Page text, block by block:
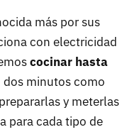
más por sus
con electricidad
cocinar hasta
minutos como
y meterlas
para cada tipo de